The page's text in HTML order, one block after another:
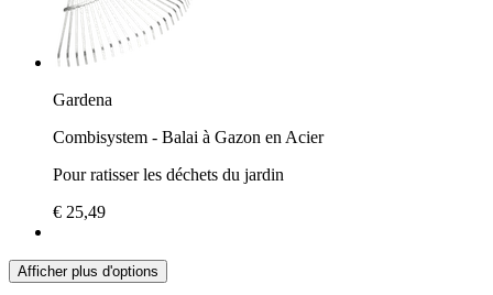
Gardena
Combisystem - Balai à Gazon en Acier
Pour ratisser les déchets du jardin
€ 25,49
Afficher plus d'options